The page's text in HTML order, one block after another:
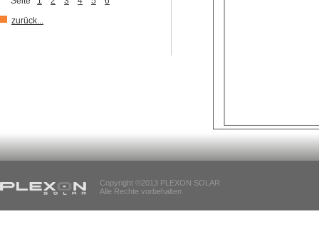
zurück...
Copyright ©2013 PLEXON SOLAR
Alle Rechte vorbehalten